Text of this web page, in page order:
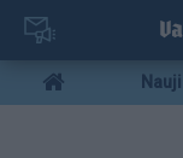
Pereiti
pagrindinį
turinį
Mobile
menu
Nauji